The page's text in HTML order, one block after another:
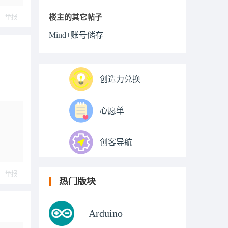
举报
举报
楼主的其它帖子
Mind+账号储存
创造力兑换
心愿单
创客导航
热门版块
Arduino